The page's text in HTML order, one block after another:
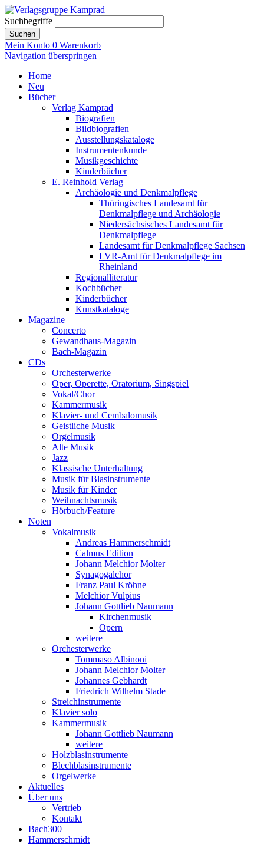
Suchbegriffe
Suchen
Mein Konto 0 Warenkorb
Navigation überspringen
Home
Neu
Bücher
Verlag Kamprad
Biografien
Bildbiografien
Ausstellungskataloge
Instrumentenkunde
Musikgeschichte
Kinderbücher
E. Reinhold Verlag
Archäologie und Denkmalpflege
Thüringisches Landesamt für
Denkmalpflege und Archäologie
Niedersächsisches Landesamt für
Denkmalpflege
Landesamt für Denkmalpflege Sachsen
LVR-Amt für Denkmalpflege im
Rheinland
Regionalliteratur
Kochbücher
Kinderbücher
Kunstkataloge
Magazine
Concerto
Gewandhaus-Magazin
Bach-Magazin
CDs
Orchesterwerke
Oper, Operette, Oratorium, Singspiel
Vokal/Chor
Kammermusik
Klavier- und Cembalomusik
Geistliche Musik
Orgelmusik
Alte Musik
Jazz
Klassische Unterhaltung
Musik für Blasinstrumente
Musik für Kinder
Weihnachtsmusik
Hörbuch/Feature
Noten
Vokalmusik
Andreas Hammerschmidt
Calmus Edition
Johann Melchior Molter
Synagogalchor
Franz Paul Kröhne
Melchior Vulpius
Johann Gottlieb Naumann
Kirchenmusik
Opern
weitere
Orchesterwerke
Tommaso Albinoni
Johann Melchior Molter
Johannes Gebhardt
Friedrich Wilhelm Stade
Streichinstrumente
Klavier solo
Kammermusik
Johann Gottlieb Naumann
weitere
Holzblasinstrumente
Blechblasinstrumente
Orgelwerke
Aktuelles
Über uns
Vertrieb
Kontakt
Bach300
Hammerschmidt